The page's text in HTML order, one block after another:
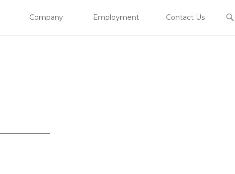
Company Employment Contact Us